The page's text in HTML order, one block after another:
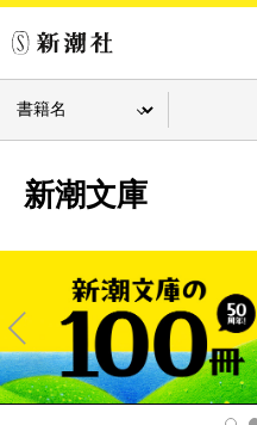
新潮文庫
Pre
v